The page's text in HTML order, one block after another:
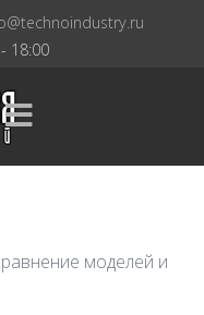
18:00
моделей и